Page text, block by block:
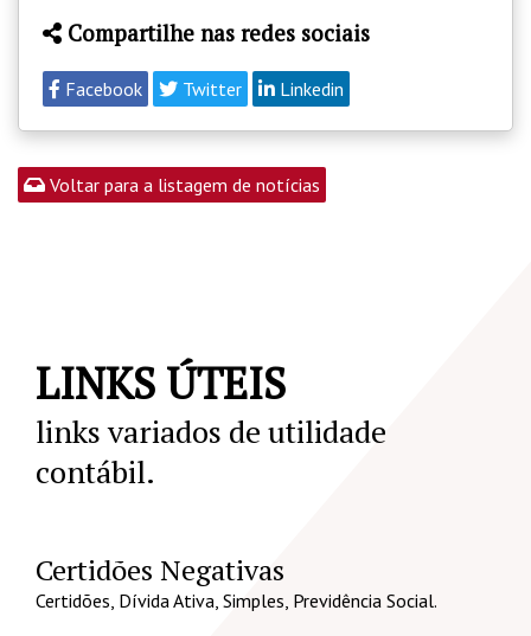
Compartilhe nas redes sociais
Facebook Twitter Linkedin
Voltar para a listagem de notícias
LINKS ÚTEIS
links variados de utilidade
contábil.
Certidões Negativas
Certidões, Dívida Ativa, Simples, Previdência Social.